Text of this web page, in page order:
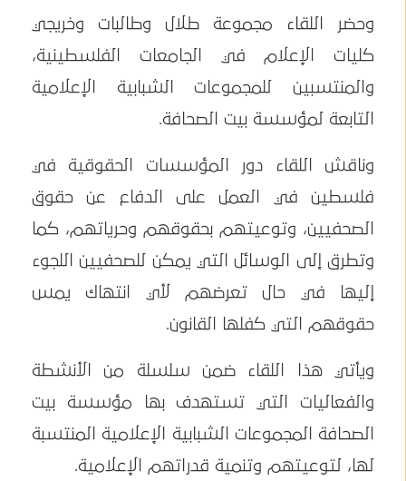
وحضر اللقاء مجموعة طلال وطالبات وخريجي
كليات الإعلام في الجامعات الفلسطينية،
والمنتسبين للمجموعات الشبابية الإعلامية
التابعة لمؤسسة بيت الصحافة.
وناقش اللقاء دور المؤسسات الحقوقية في
فلسطين في العمل على الدفاع عن حقوق
الصحفيين، وتوعيتهم بحقوقهم وحرياتهم، كما
وتطرق إلى الوسائل التي يمكن للصحفيين اللجوء
إليها في حال تعرضهم لأي انتهاك يمس
حقوقهم التي كفلها القانون.
ويأتي هذا اللقاء ضمن سلسلة من الأنشطة
والفعاليات التي تستهدف بها مؤسسة بيت
الصحافة المجموعات الشبابية الإعلامية المنتسبة
لها، لتوعيتهم وتنمية قدراتهم الإعلامية.